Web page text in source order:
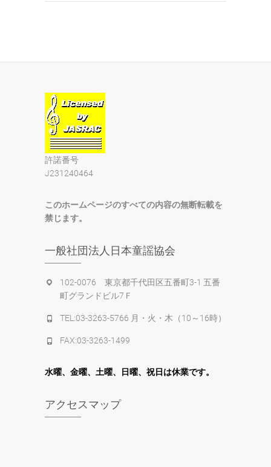
許諾番号
J231240464
このホームページのすべての内容の無断転載を
禁じます。
一般社団法人日本童謡協会
102-0076 東京都千代田区五番町3-1 五番
町グランドビル7Ｆ
TEL:03-3263-5766 月・火・木（10～16時）
FAX:03-3263-1499
水曜、金曜、土曜、日曜、祝日は休業です。
アクセスマップ